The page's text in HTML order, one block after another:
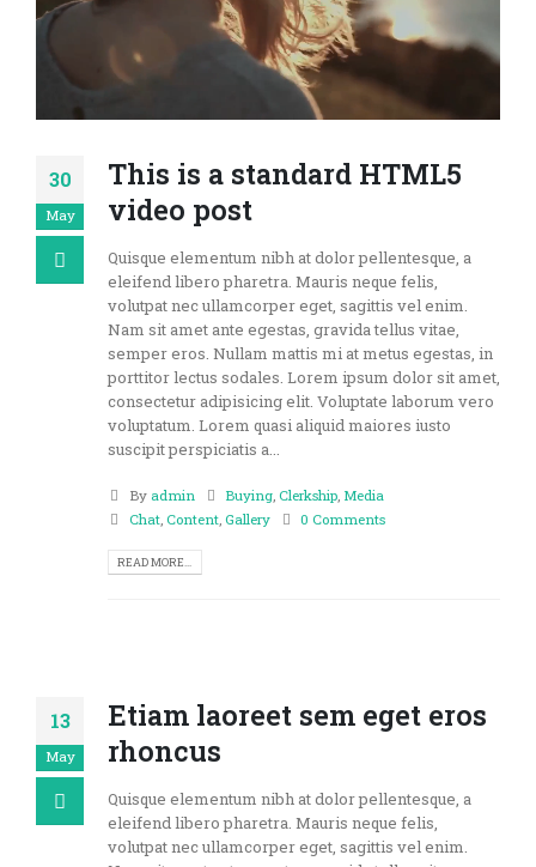
30
May
This is a standard HTML5
video post
Quisque elementum nibh at dolor pellentesque, a
eleifend libero pharetra. Mauris neque felis,
volutpat nec ullamcorper eget, sagittis vel enim.
Nam sit amet ante egestas, gravida tellus vitae,
semper eros. Nullam mattis mi at metus egestas, in
porttitor lectus sodales. Lorem ipsum dolor sit amet,
consectetur adipisicing elit. Voluptate laborum vero
voluptatum. Lorem quasi aliquid maiores iusto
suscipit perspiciatis a...
By admin Buying ,Clerkship Media
Chat, Content, Gallery 0 Comments
READ MORE...
13
May
Etiam laoreet sem eget eros
rhoncus
Quisque elementum nibh at dolor pellentesque, a
eleifend libero pharetra. Mauris neque felis,
volutpat nec ullamcorper eget, sagittis vel enim.